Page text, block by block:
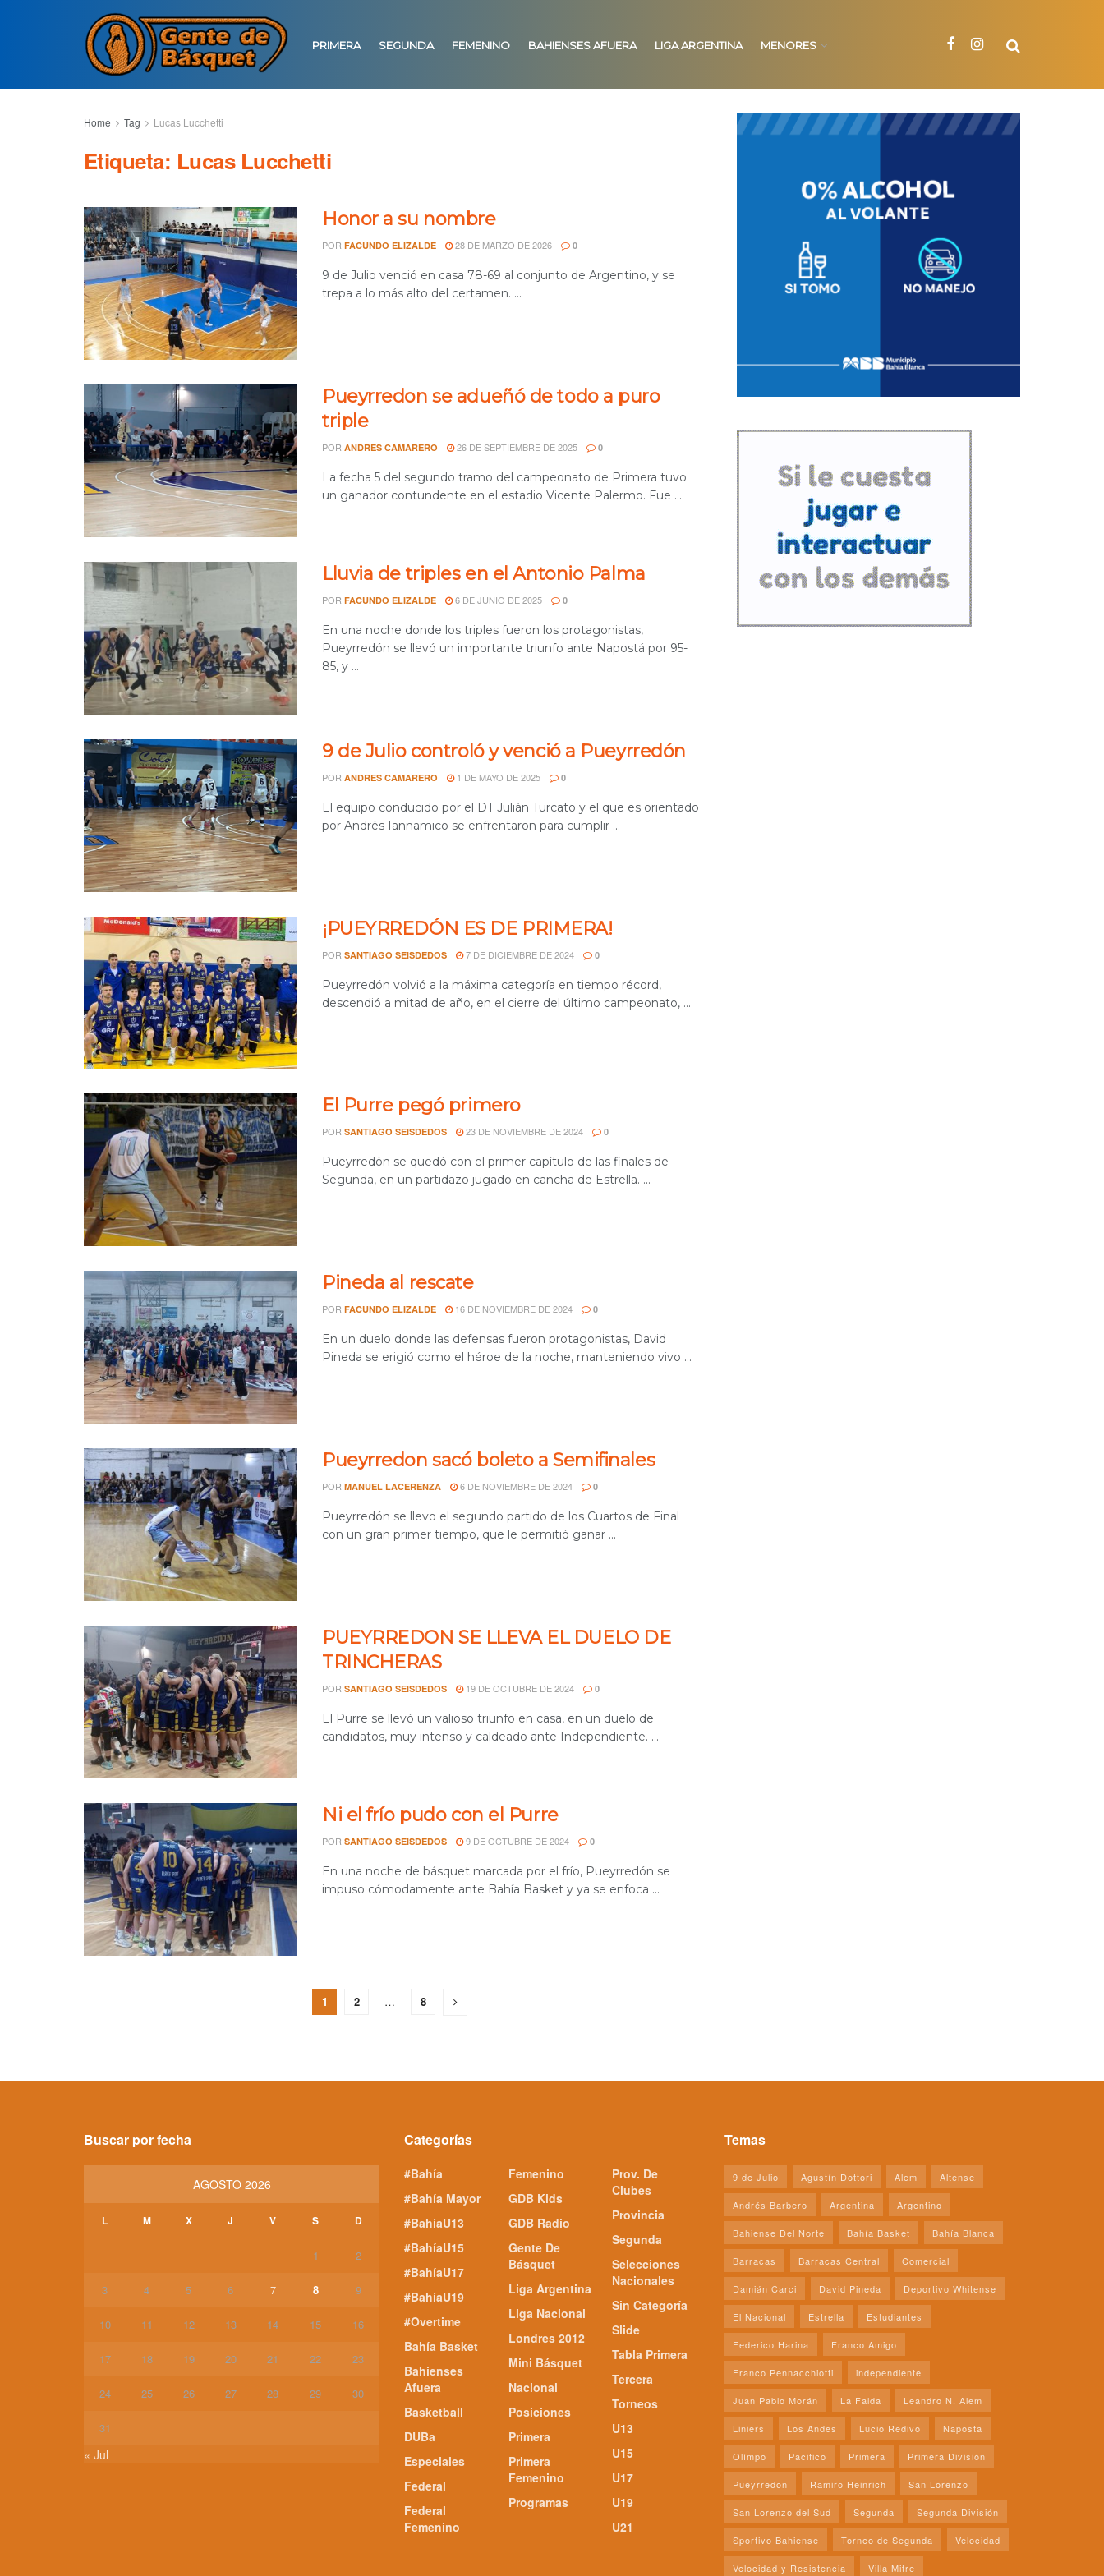
PRIMERA SEGUNDA FEMENINO BAHIENSES AFUERA LIGA ARGENTINA MENORES
Home Tag Lucas Lucchetti
Etiqueta: Lucas Lucchetti
Honor a su nombre
POR FACUNDO ELIZALDE 28 DE MARZO DE 2026 0
9 de Julio venció en casa 78-69 al conjunto de Argentino, y se
trepa a lo más alto del certamen. ...
Pueyrredon se adueñó de todo a puro
triple
POR ANDRES CAMARERO 26 DE SEPTIEMBRE DE 2025 0
La fecha 5 del segundo tramo del campeonato de Primera tuvo
un ganador contundente en el estadio Vicente Palermo. Fue ...
Lluvia de triples en el Antonio Palma
POR FACUNDO ELIZALDE 6 DE JUNIO DE 2025 0
En una noche donde los triples fueron los protagonistas,
Pueyrredón se llevó un importante triunfo ante Napostá por 95-
85, y ...
9 de Julio controló y venció a Pueyrredón
POR ANDRES CAMARERO 1 DE MAYO DE 2025 0
El equipo conducido por el DT Julián Turcato y el que es orientado
por Andrés Iannamico se enfrentaron para cumplir ...
¡PUEYRREDÓN ES DE PRIMERA!
POR SANTIAGO SEISDEDOS 7 DE DICIEMBRE DE 2024 0
Pueyrredón volvió a la máxima categoría en tiempo récord,
descendió a mitad de año, en el cierre del último campeonato, ...
El Purre pegó primero
POR SANTIAGO SEISDEDOS 23 DE NOVIEMBRE DE 2024 0
Pueyrredón se quedó con el primer capítulo de las finales de
Segunda, en un partidazo jugado en cancha de Estrella. ...
Pineda al rescate
POR FACUNDO ELIZALDE 16 DE NOVIEMBRE DE 2024 0
En un duelo donde las defensas fueron protagonistas, David
Pineda se erigió como el héroe de la noche, manteniendo vivo ...
Pueyrredon sacó boleto a Semifinales
POR MANUEL LACERENZA 6 DE NOVIEMBRE DE 2024 0
Pueyrredón se llevo el segundo partido de los Cuartos de Final
con un gran primer tiempo, que le permitió ganar ...
PUEYRREDON SE LLEVA EL DUELO DE
TRINCHERAS
POR SANTIAGO SEISDEDOS 19 DE OCTUBRE DE 2024 0
El Purre se llevó un valioso triunfo en casa, en un duelo de
candidatos, muy intenso y caldeado ante Independiente. ...
Ni el frío pudo con el Purre
POR SANTIAGO SEISDEDOS 9 DE OCTUBRE DE 2024 0
En una noche de básquet marcada por el frío, Pueyrredón se
impuso cómodamente ante Bahía Basket y ya se enfoca ...
1 2 … 8
Buscar por fecha
AGOSTO 2026
L M X J V S D
1 2
3 4 5 6 7 8 9
10 11 12 13 14 15 16
17 18 19 20 21 22 23
24 25 26 27 28 29 30
31
« Jul
Categorías
#Bahía
#Bahía Mayor
#BahíaU13
#BahíaU15
#BahíaU17
#BahíaU19
#Overtime
Bahía Basket
Bahienses
Afuera
Basketball
DUBa
Especiales
Federal
Federal
Femenino
Femenino
GDB Kids
GDB Radio
Gente De
Básquet
Liga Argentina
Liga Nacional
Londres 2012
Mini Básquet
Nacional
Posiciones
Primera
Primera
Femenino
Programas
Prov. De
Clubes
Provincia
Segunda
Selecciones
Nacionales
Sin Categoría
Slide
Tabla Primera
Tercera
Torneos
U13
U15
U17
U19
U21
Temas
9 de Julio Agustín Dottori Alem Altense
Andrés Barbero Argentina Argentino
Bahiense Del Norte Bahía Basket Bahía Blanca
Barracas Barracas Central Comercial
Damián Carci David Pineda Deportivo Whitense
El Nacional Estrella Estudiantes
Federico Harina Franco Amigo
Franco Pennacchiotti independiente
Juan Pablo Morán La Falda Leandro N. Alem
Liniers Los Andes Lucio Redivo Naposta
Olímpo Pacifico Primera Primera División
Pueyrredon Ramiro Heinrich San Lorenzo
San Lorenzo del Sud Segunda Segunda División
Sportivo Bahiense Torneo de Segunda Velocidad
Velocidad y Resistencia Villa Mitre